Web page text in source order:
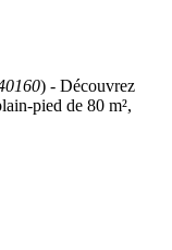
) - Découvrez
pied de 80 m²,